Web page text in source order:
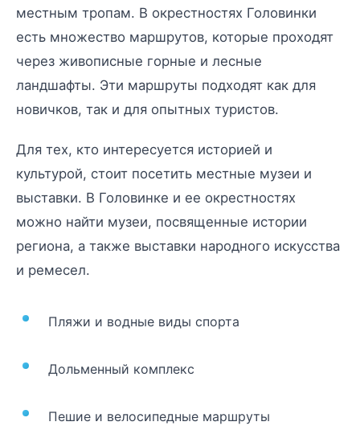
местным тропам. В окрестностях Головинки
есть множество маршрутов, которые проходят
через живописные горные и лесные
ландшафты. Эти маршруты подходят как для
новичков, так и для опытных туристов.
Для тех, кто интересуется историей и
культурой, стоит посетить местные музеи и
выставки. В Головинке и ее окрестностях
можно найти музеи, посвященные истории
региона, а также выставки народного искусства
и ремесел.
Пляжи и водные виды спорта
Дольменный комплекс
Пешие и велосипедные маршруты